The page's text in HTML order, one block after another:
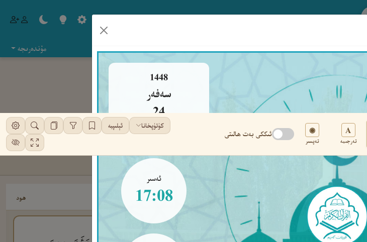
1448
سەفەر
24
جۈمە
ئەسىر
17:08
مۇندەرىجە
A
تەرجىمە
◉
تەپسىر
ئىككى بەت ھالىتى
كۈتۈپخانا ئېلىپبە
تەڭشەك
‹ ‹ ٢٣٥ › › هود